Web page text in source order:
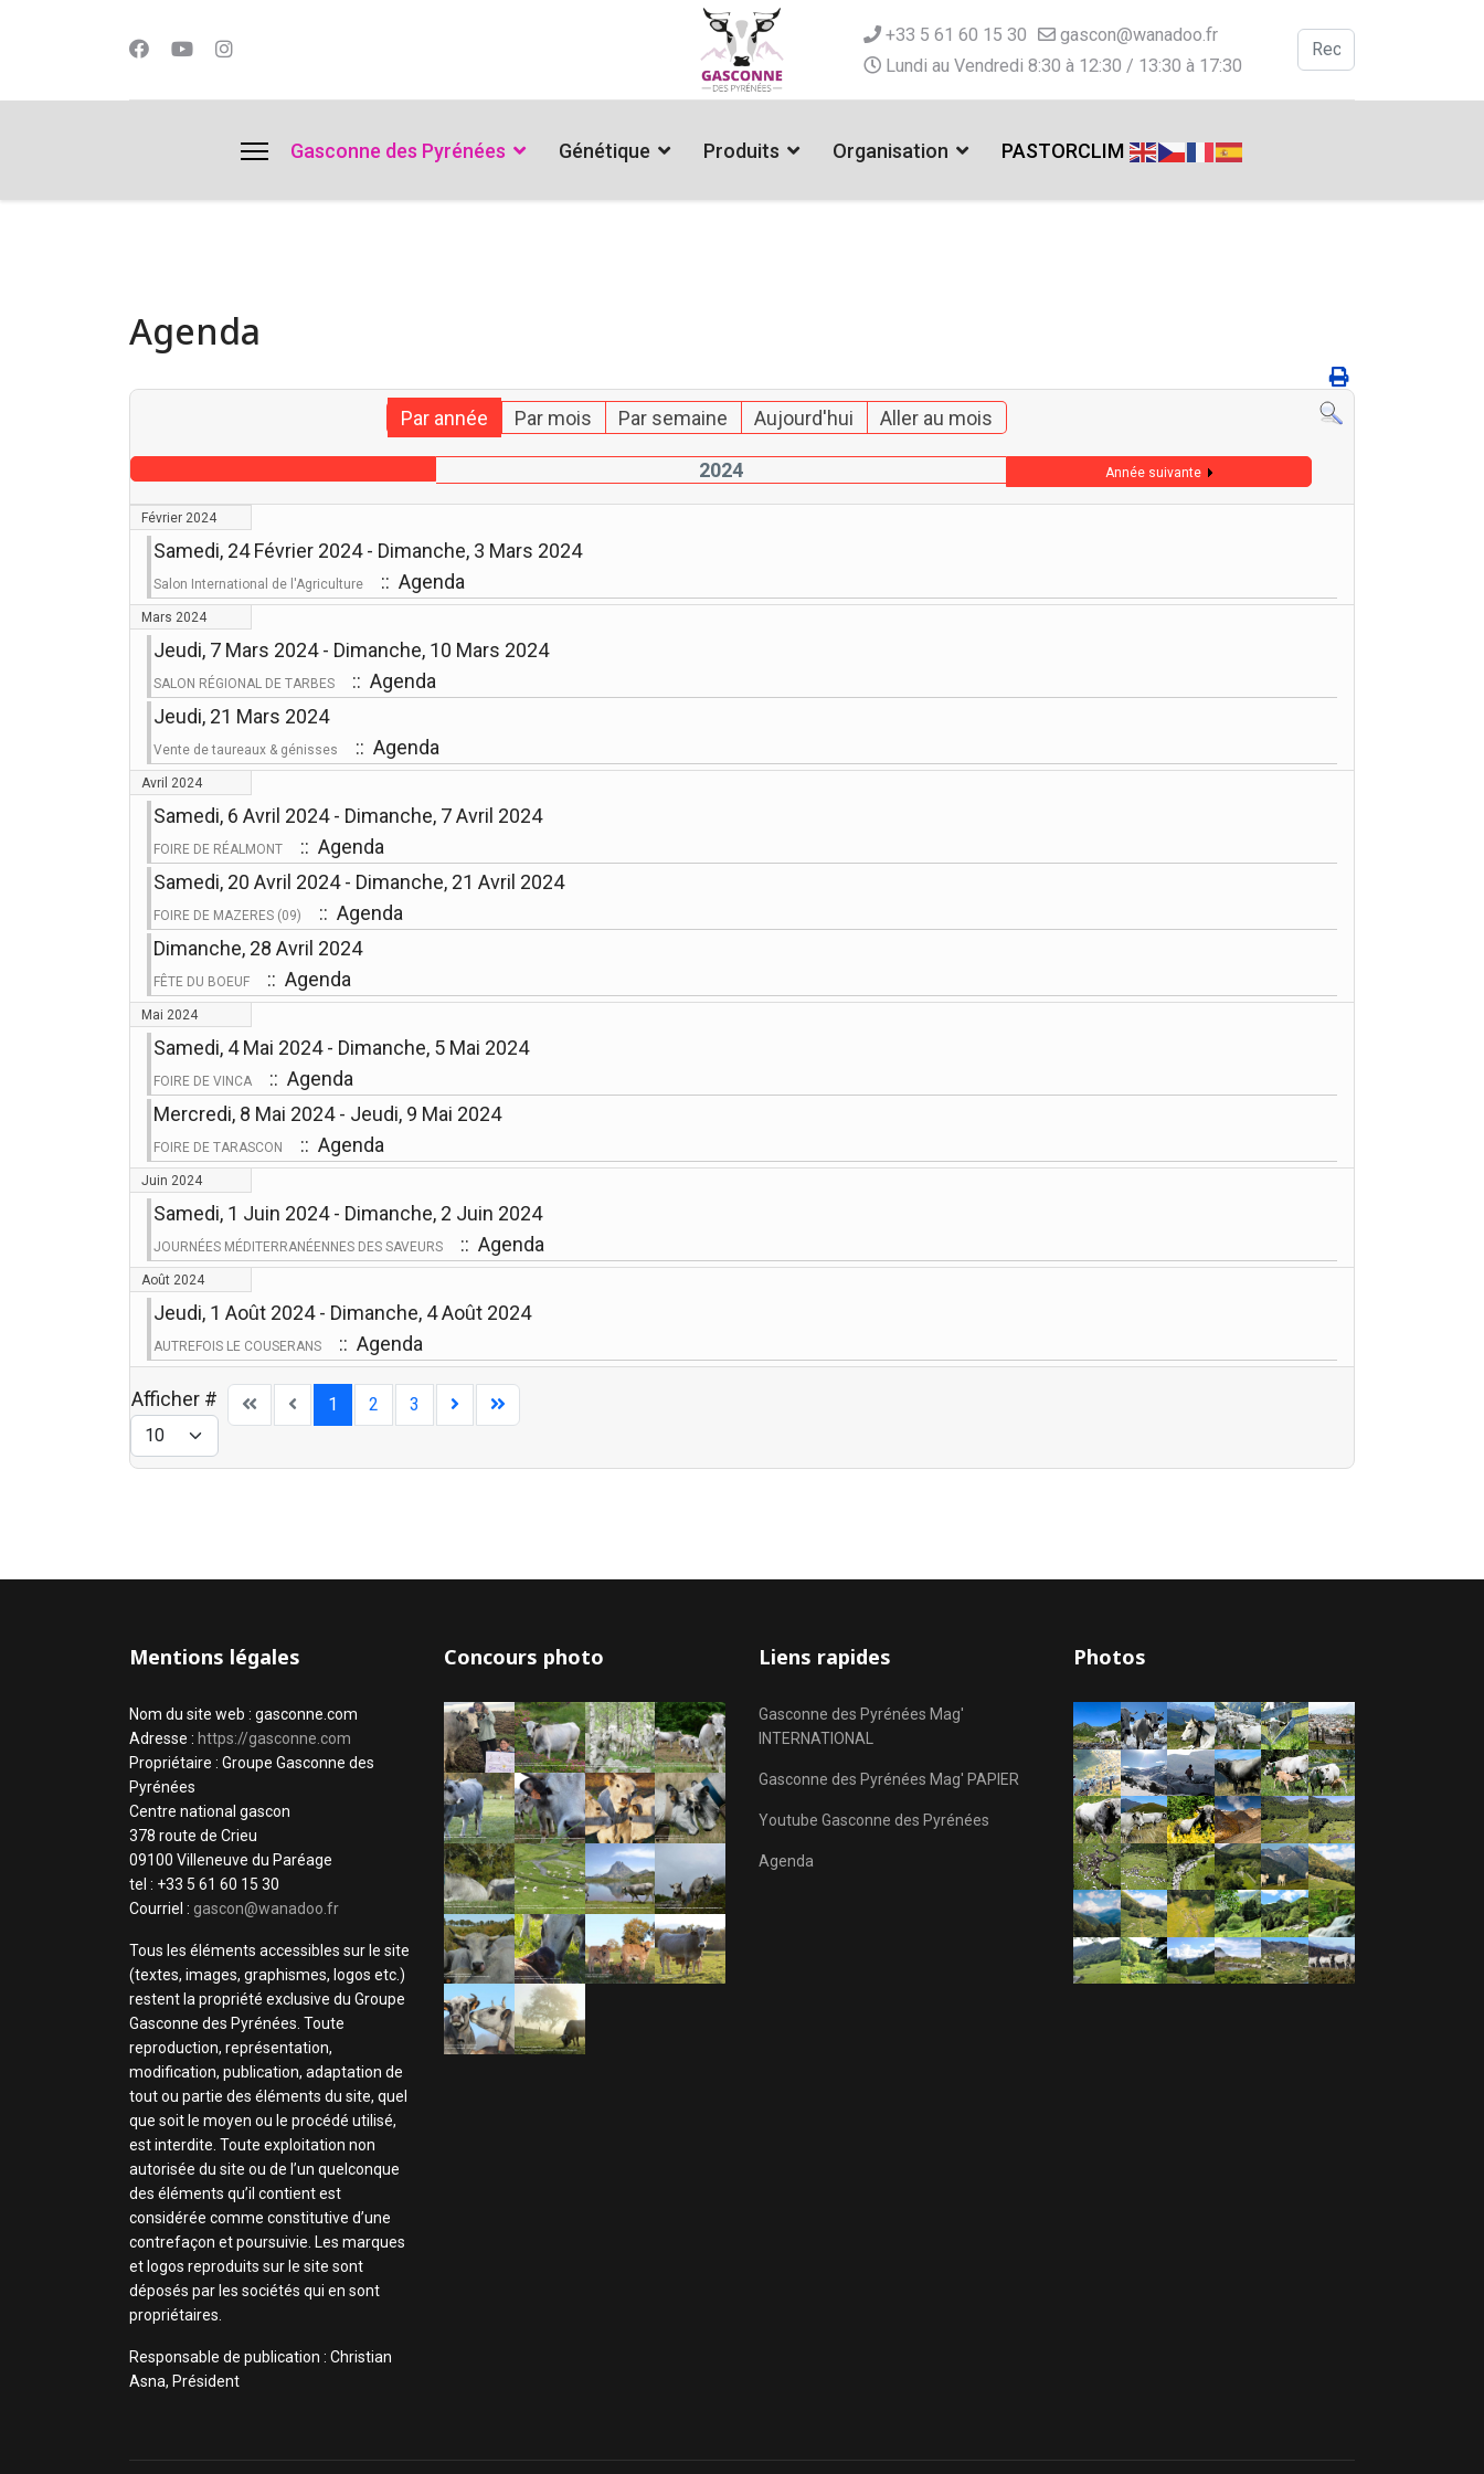
+33 5 61 60 15 30
gascon@wanadoo.fr
Lundi au Vendredi 8:30 à 12:30 / 13:30 à 17:30
Valider
Gasconne des Pyrénées Génétique Produits Organisation PASTORCLIM
Agenda
Par année Par mois Par semaine Aujourd'hui Aller au mois
2024 Année suivante
Février 2024
Samedi, 24 Février 2024 - Dimanche, 3 Mars 2024
Salon International de l'Agriculture :: Agenda
Mars 2024
Jeudi, 7 Mars 2024 - Dimanche, 10 Mars 2024
SALON RÉGIONAL DE TARBES
:: Agenda
Jeudi, 21 Mars 2024
Vente de taureaux & génisses :: Agenda
Avril 2024
Samedi, 6 Avril 2024 - Dimanche, 7 Avril 2024
FOIRE DE RÉALMONT
:: Agenda
Samedi, 20 Avril 2024 - Dimanche, 21 Avril 2024
FOIRE DE MAZERES (09)
:: Agenda
Dimanche, 28 Avril 2024
FÊTE DU BOEUF :: Agenda
Mai 2024
Samedi, 4 Mai 2024 - Dimanche, 5 Mai 2024
FOIRE DE VINCA
:: Agenda
Mercredi, 8 Mai 2024 - Jeudi, 9 Mai 2024
FOIRE DE TARASCON :: Agenda
Juin 2024
Samedi, 1 Juin 2024 - Dimanche, 2 Juin 2024
JOURNÉES MÉDITERRANÉENNES DES SAVEURS :: Agenda
Août 2024
Jeudi, 1 Août 2024 - Dimanche, 4 Août 2024
AUTREFOIS LE COUSERANS :: Agenda
Afficher # 1 2 3
Mentions légales
Nom du site web : gasconne.com
Adresse : https://gasconne.com
Propriétaire : Groupe Gasconne des
Pyrénées
Centre national gascon
378 route de Crieu
09100 Villeneuve du Paréage
tel : +33 5 61 60 15 30
Courriel : gascon@wanadoo.fr
Tous les éléments accessibles sur le site
(textes, images, graphismes, logos etc.)
restent la propriété exclusive du Groupe
Gasconne des Pyrénées. Toute
reproduction, représentation,
modification, publication, adaptation de
tout ou partie des éléments du site, quel
que soit le moyen ou le procédé utilisé,
est interdite. Toute exploitation non
autorisée du site ou de l’un quelconque
des éléments qu’il contient est
considérée comme constitutive d’une
contrefaçon et poursuivie. Les marques
et logos reproduits sur le site sont
déposés par les sociétés qui en sont
propriétaires.
Responsable de publication : Christian
Asna, Président
Concours photo Liens rapides
Gasconne des Pyrénées Mag'
INTERNATIONAL
Gasconne des Pyrénées Mag' PAPIER
Youtube Gasconne des Pyrénées
Agenda
Photos